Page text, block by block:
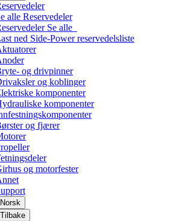
alle Reservedeler
Se alle
ned Side-Power reservedelsliste
og drivpinner
og koblinger
komponenter
komponenter
og fjærer
og motorfester
Norsk
Tilbake